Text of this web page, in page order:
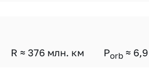
R ≈ 376 млн. км Porb ≈ 6,9